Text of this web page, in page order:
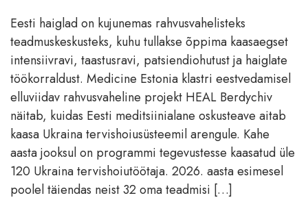
Eesti haiglad on kujunemas rahvusvahelisteks
teadmuskeskusteks, kuhu tullakse õppima kaasaegset
intensiivravi, taastusravi, patsiendiohutust ja haiglate
töökorraldust. Medicine Estonia klastri eestvedamisel
elluviidav rahvusvaheline projekt HEAL Berdychiv
näitab, kuidas Eesti meditsiinialane oskusteave aitab
kaasa Ukraina tervishoiusüsteemil arengule. Kahe
aasta jooksul on programmi tegevustesse kaasatud üle
120 Ukraina tervishoiutöötaja. 2026. aasta esimesel
poolel täiendas neist 32 oma teadmisi […]